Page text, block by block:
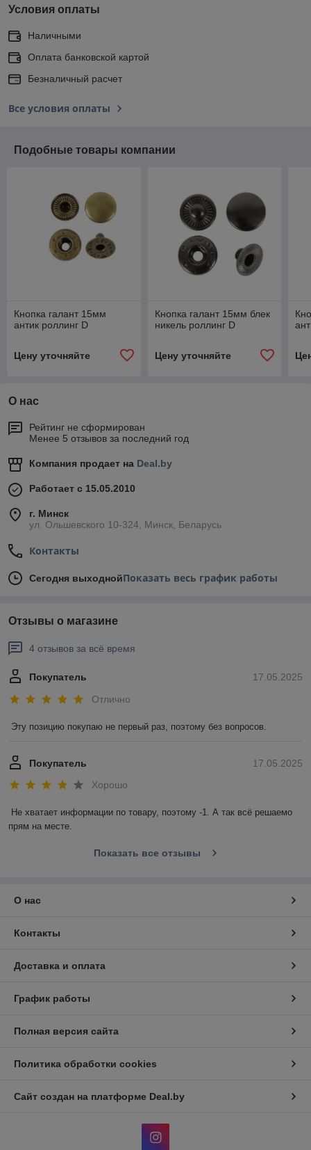
Условия оплаты
Наличными
Оплата банковской картой
Безналичный расчет
Все условия оплаты
Подобные товары компании
Кнопка галант 15мм
антик роллинг D
Цену уточняйте
Кнопка галант 15мм блек
никель роллинг D
Цену уточняйте
О нас
Рейтинг не сформирован
Менее 5 отзывов за последний год
Компания продает на Deal.by
Работает с 15.05.2010
г. Минск
ул. Ольшевского 10-324, Минск, Беларусь
Контакты
Сегодня выходнойПоказать весь график работы
Отзывы о магазине
4 отзывов за всё время
17.05.2025
Покупатель
Отлично
Эту позицию покупаю не первый раз, поэтому без вопросов.
17.05.2025
Покупатель
Хорошо
Не хватает информации по товару, поэтому -1. А так всё решаемо
прям на месте.
Показать все отзывы
О нас
Контакты
Доставка и оплата
График работы
Полная версия сайта
Политика обработки cookies
Сайт создан на платформе Deal.by